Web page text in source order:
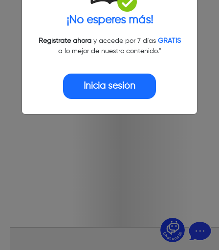
¡No esperes más!
Regístrate ahoray accede por 7 días GRATIS
a lo mejor de nuestro contenido."
Inicia sesión